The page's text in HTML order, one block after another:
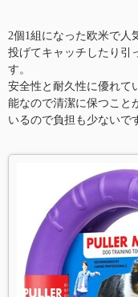
2個1組になった欧米で人
投げてキャッチしたり引
す。
安全性と耐久性に優れて
能なので清潔に保つこと
いるので負担も少ないで